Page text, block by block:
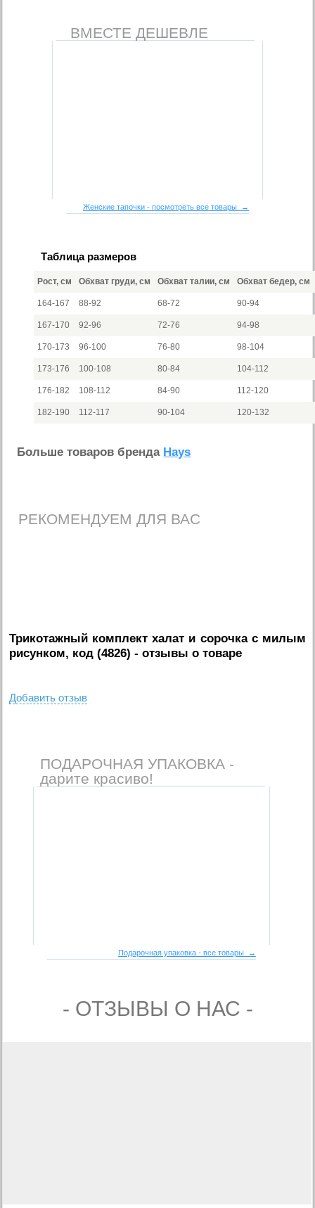
ВМЕСТЕ ДЕШЕВЛЕ
Женские тапочки - посмотреть все товары →
Таблица размеров
Рост, см Обхват груди, см Обхват талии, см Обхват бедер, см
164-167 88-92 68-72 90-94
167-170 92-96 72-76 94-98
170-173 96-100 76-80 98-104
173-176 100-108 80-84 104-112
176-182 108-112 84-90 112-120
182-190 112-117 90-104 120-132
Больше товаров бренда Hays
РЕКОМЕНДУЕМ ДЛЯ ВАС
Трикотажный комплект халат и сорочка с милым
рисунком, код (4826) - отзывы о товаре
Добавить отзыв
ПОДАРОЧНАЯ УПАКОВКА -
дарите красиво!
Подарочная упаковка - все товары →
- ОТЗЫВЫ О НАС -